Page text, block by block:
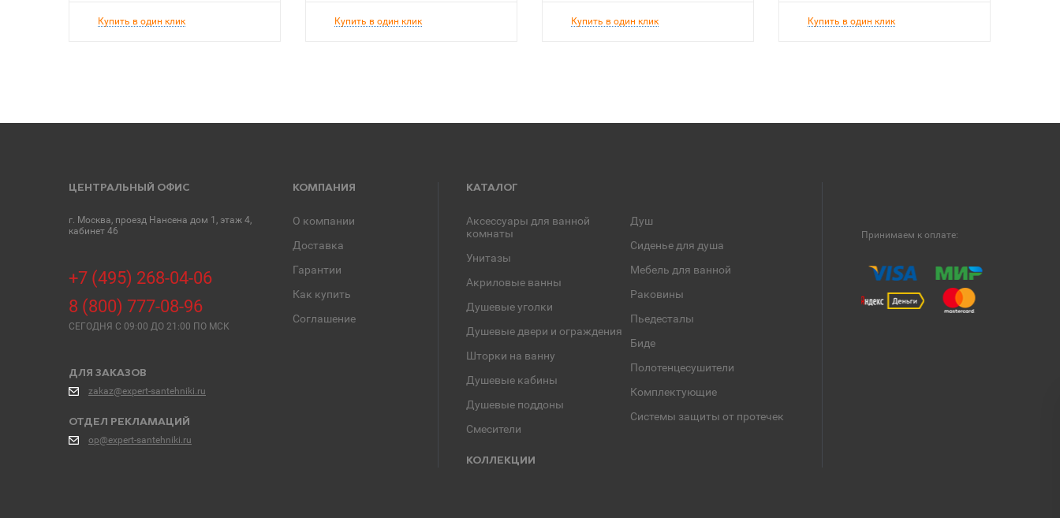
Купить в один клик Купить в один клик Купить в один клик Купить в один клик
ЦЕНТРАЛЬНЫЙ ОФИС
г. Москва, проезд Нансена дом 1, этаж 4,
кабинет 46
+7 (495) 268-04-06
8 (800) 777-08-96
СЕГОДНЯ C 09:00 ДО 21:00 ПО МСК
ДЛЯ ЗАКАЗОВ
zakaz@expert-santehniki.ru
ОТДЕЛ РЕКЛАМАЦИЙ
op@expert-santehniki.ru
КОМПАНИЯ
О компании
Доставка
Гарантии
Как купить
Соглашение
КАТАЛОГ
Аксессуары для ванной
комнаты
Унитазы
Акриловые ванны
Душевые уголки
Душевые двери и ограждения
Шторки на ванну
Душевые кабины
Душевые поддоны
Смесители
Душ
Сиденье для душа
Мебель для ванной
Раковины
Пьедесталы
Биде
Полотенцесушители
Комплектующие
Системы защиты от протечек
КОЛЛЕКЦИИ
Принимаем к оплате: